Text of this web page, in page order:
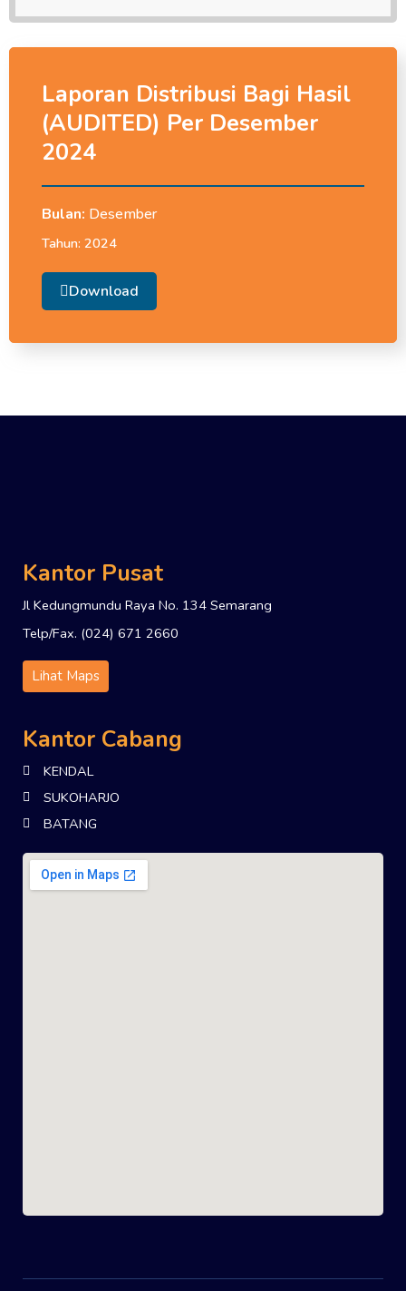
Laporan Distribusi Bagi Hasil
(AUDITED) Per Desember
2024
Bulan: Desember
Tahun: 2024
Download
Kantor Pusat
Jl Kedungmundu Raya No. 134 Semarang
Telp/Fax. (024) 671 2660
Lihat Maps
Kantor Cabang
KENDAL
SUKOHARJO
BATANG